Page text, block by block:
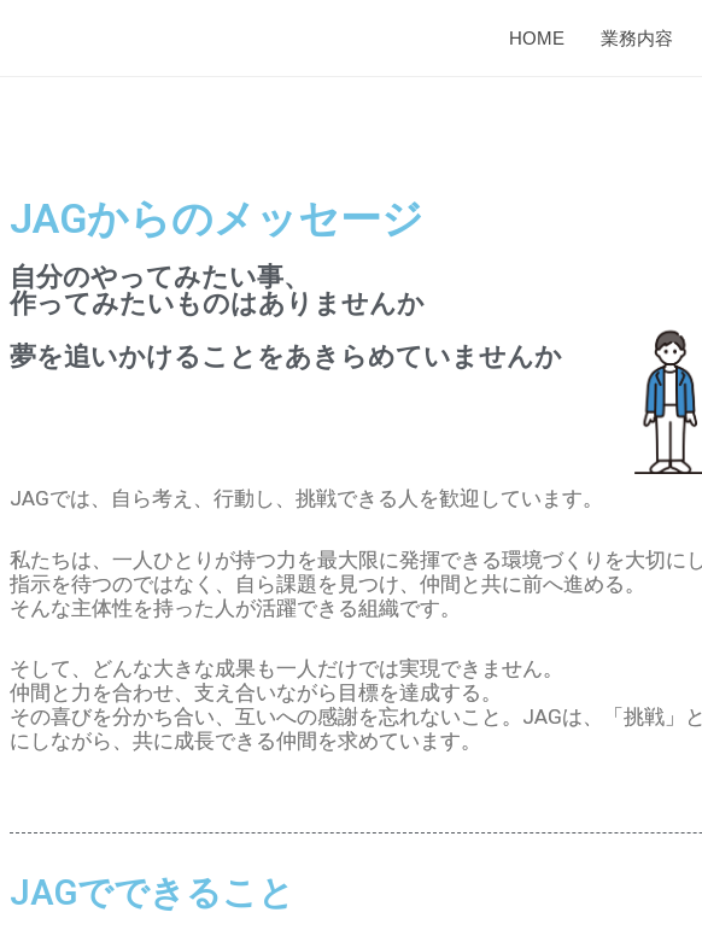
HOME 業務内容
JAGからのメッセージ
自分のやってみたい事、
作ってみたいものはありませんか
夢を追いかけることをあきらめていませんか
JAGでは、自ら考え、行動し、挑戦できる人を歓迎しています。
私たちは、一人ひとりが持つ力を最大限に発揮できる環境づくりを大切に
指示を待つのではなく、自ら課題を見つけ、仲間と共に前へ進める。
そんな主体性を持った人が活躍できる組織です。
そして、どんな大きな成果も一人だけでは実現できません。
仲間と力を合わせ、支え合いながら目標を達成する。
その喜びを分かち合い、互いへの感謝を忘れないこと。JAGは、「挑戦」
にしながら、共に成長できる仲間を求めています。
JAGでできること